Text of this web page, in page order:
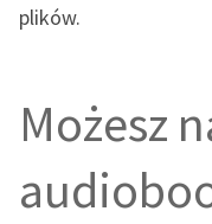
plików.
Możesz